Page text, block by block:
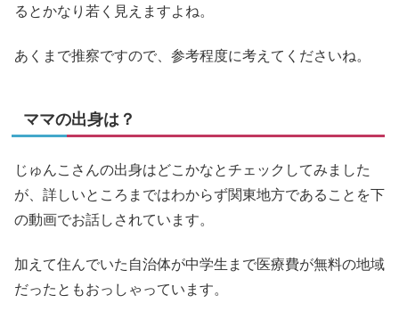
るとかなり若く見えますよね。
あくまで推察ですので、参考程度に考えてくださいね。
ママの出身は？
じゅんこさんの出身はどこかなとチェックしてみました
が、詳しいところまではわからず関東地方であることを下
の動画でお話しされています。
加えて住んでいた自治体が中学生まで医療費が無料の地域
だったともおっしゃっています。